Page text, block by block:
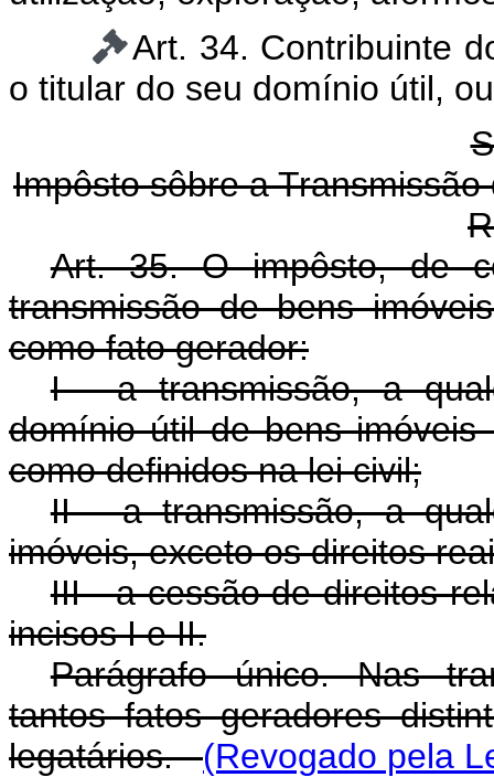
Art. 34. Contribuinte
o titular do seu domínio útil,
Impôsto sôbre a
Art. 35. O impôsto, de
transmissão de bens
como fato gerador:
I - a transmissão, a
domínio útil de bens
como definidos na lei civil;
II - a transmissão, a
imóveis, exceto os direitos
III - a cessão de direitos
incisos I e II.
Parágrafo único. Nas
tantos fatos geradores
legatários.(Revogado pela